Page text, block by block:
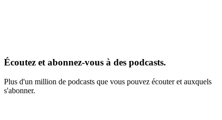
Écoutez et abonnez-vous à des podcasts.
Plus d'un million de podcasts que vous pouvez écouter et auxquels
s'abonner.